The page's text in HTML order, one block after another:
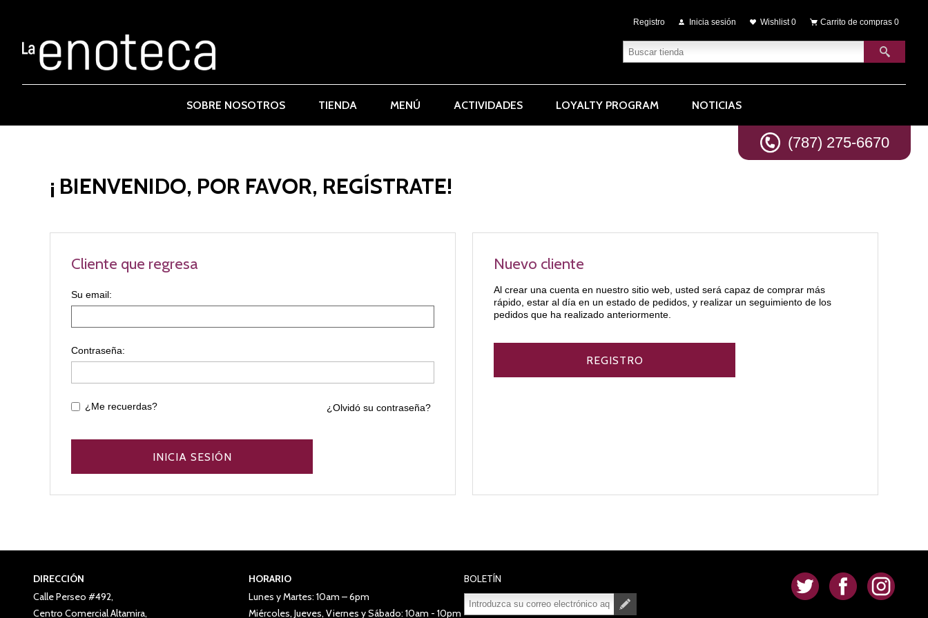
Registro Inicia sesión Wishlist 0 Carrito de compras 0
(787) 275-6670
SOBRE NOSOTROS TIENDA MENÚ ACTIVIDADES LOYALTY PROGRAM NOTICIAS
¡ BIENVENIDO, POR FAVOR, REGÍSTRATE!
Nuevo cliente
Al crear una cuenta en nuestro sitio web, usted será capaz de comprar más
rápido, estar al día en un estado de pedidos, y realizar un seguimiento de los
pedidos que ha realizado anteriormente.
Cliente que regresa
Contraseña:
¿Me recuerdas? ¿Olvidó su contraseña?
DIRECCIÓN
Calle Perseo #492,
Centro Comercial Altamira,
HORARIO
Lunes y Martes: 10am – 6pm
Miércoles, Jueves, Viernes y Sábado: 10am - 10pm
BOLETÍN . . .